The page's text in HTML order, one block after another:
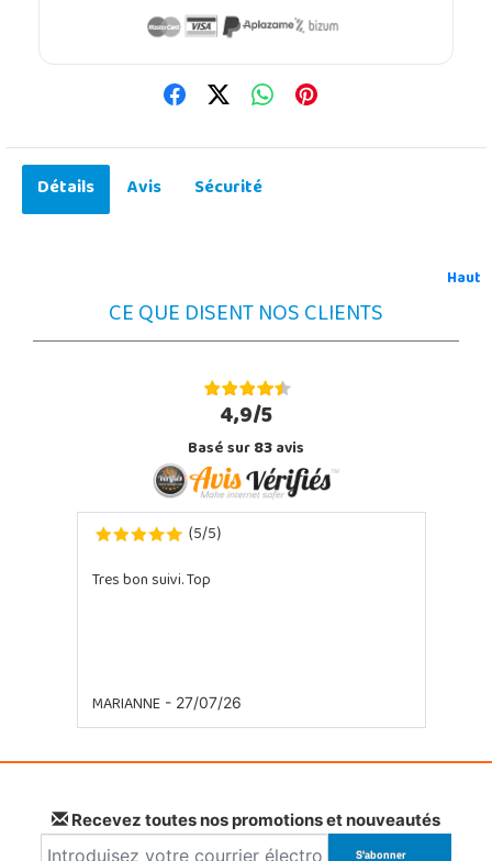
Détails Avis Sécurité
Haut
CE QUE DISENT NOS CLIENTS
4,9/5
Basé sur83avis
(5/5)
Tres bon suivi. Top
MARIANNE- 27/07/26
Recevez toutes nos promotions et nouveautés